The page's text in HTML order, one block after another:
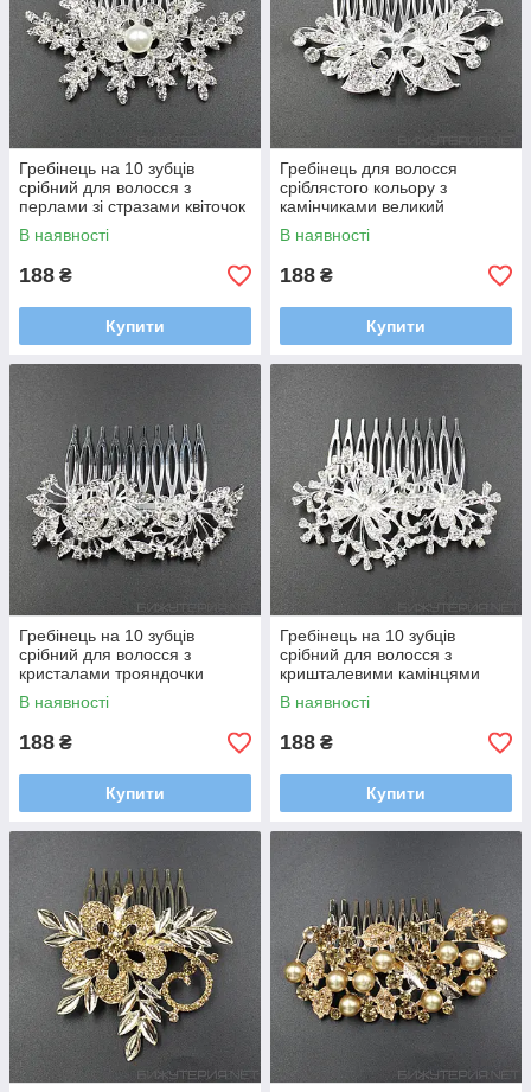
Гребінець на 10 зубців
срібний для волосся з
перлами зі стразами квіточок
гілочки 6х8 см
В наявності
188 ₴
Купити
Гребінець для волосся
сріблястого кольору з
камінчиками великий
метелик на 10 зубців розмір
6х8 см
В наявності
188 ₴
Купити
Гребінець на 10 зубців
срібний для волосся з
кристалами трояндочки
пелюстки 6х8 см
В наявності
188 ₴
Купити
Гребінець на 10 зубців
срібний для волосся з
кришталевими камінцями
квіточки 7х8 см
В наявності
188 ₴
Купити